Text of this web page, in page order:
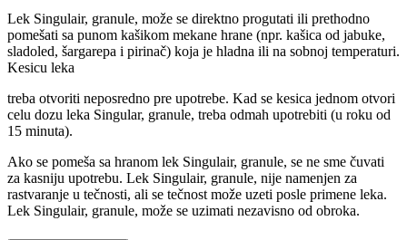
Lek Singulair, granule, može se direktno progutati ili prethodno
pomešati sa punom kašikom mekane hrane (npr. kašica od jabuke,
sladoled, šargarepa i pirinač) koja je hladna ili na sobnoj temperaturi.
Kesicu leka
treba otvoriti neposredno pre upotrebe. Kad se kesica jednom otvori
celu dozu leka Singular, granule, treba odmah upotrebiti (u roku od
15 minuta).
Ako se pomeša sa hranom lek Singulair, granule, se ne sme čuvati
za kasniju upotrebu. Lek Singulair, granule, nije namenjen za
rastvaranje u tečnosti, ali se tečnost može uzeti posle primene leka.
Lek Singulair, granule, može se uzimati nezavisno od obroka.